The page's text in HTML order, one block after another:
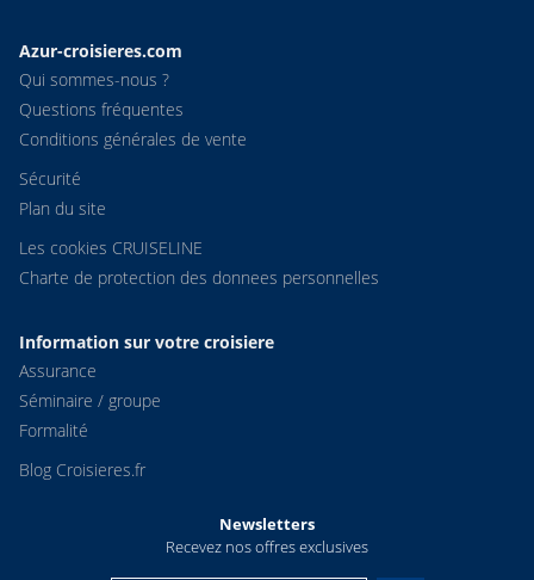
Azur-croisieres.com
Qui sommes-nous ?
Questions fréquentes
Conditions générales de vente
Sécurité
Plan du site
Les cookies CRUISELINE
Charte de protection des donnees personnelles
Information sur votre croisiere
Assurance
Séminaire / groupe
Formalité
Blog Croisieres.fr
Newsletters
Recevez nos offres exclusives